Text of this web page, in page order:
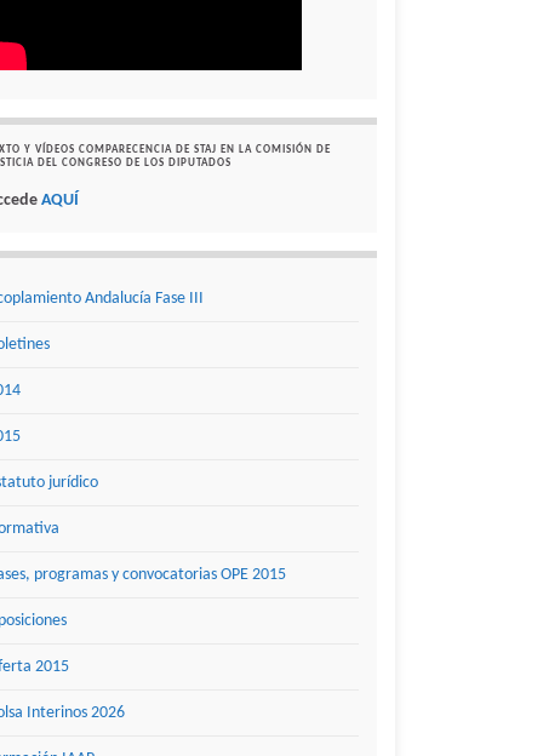
Y VÍDEOS COMPARECENCIA DE STAJ EN LA COMISIÓN DE
DEL CONGRESO DE LOS DIPUTADOS
AQUÍ
Andalucía Fase III
jurídico
programas y convocatorias OPE 2015
2015
Interinos 2026